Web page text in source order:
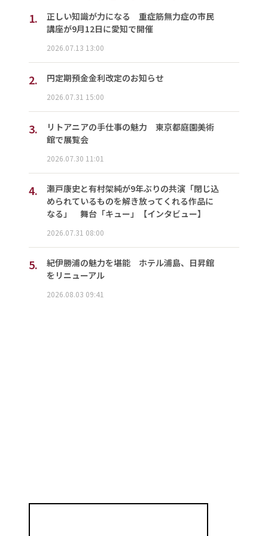
1.
正しい知識が力になる 重症筋無力症の市民
講座が9月12日に愛知で開催
2026.07.13 13:00
2. 円定期預金金利改定のお知らせ
2026.07.31 15:00
3.
リトアニアの手仕事の魅力 東京都庭園美術
館で展覧会
2026.07.30 11:01
4.
瀬戸康史と有村架純が9年ぶりの共演「閉じ込
められているものを解き放ってくれる作品に
なる」 舞台「キュー」【インタビュー】
2026.07.31 08:00
5.
紀伊勝浦の魅力を堪能 ホテル浦島、日昇館
をリニューアル
2026.08.03 09:41